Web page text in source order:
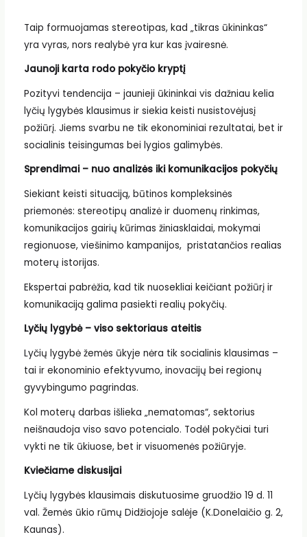
Taip formuojamas stereotipas, kad „tikras ūkininkas“
yra vyras, nors realybė yra kur kas įvairesnė.
Jaunoji karta rodo pokyčio kryptį
Pozityvi tendencija – jaunieji ūkininkai vis dažniau kelia
lyčių lygybės klausimus ir siekia keisti nusistovėjusį
požiūrį. Jiems svarbu ne tik ekonominiai rezultatai, bet ir
socialinis teisingumas bei lygios galimybės.
Sprendimai – nuo analizės iki komunikacijos pokyčių
Siekiant keisti situaciją, būtinos kompleksinės
priemonės: stereotipų analizė ir duomenų rinkimas,
komunikacijos gairių kūrimas žiniasklaidai, mokymai
regionuose, viešinimo kampanijos, pristatančios realias
moterų istorijas.
Ekspertai pabrėžia, kad tik nuosekliai keičiant požiūrį ir
komunikaciją galima pasiekti realių pokyčių.
Lyčių lygybė – viso sektoriaus ateitis
Lyčių lygybė žemės ūkyje nėra tik socialinis klausimas –
tai ir ekonominio efektyvumo, inovacijų bei regionų
gyvybingumo pagrindas.
Kol moterų darbas išlieka „nematomas“, sektorius
neišnaudoja viso savo potencialo. Todėl pokyčiai turi
vykti ne tik ūkiuose, bet ir visuomenės požiūryje.
Kviečiame diskusijai
Lyčių lygybės klausimais diskutuosime gruodžio 19 d. 11
val. Žemės ūkio rūmų Didžiojoje salėje (K.Donelaičio g. 2,
Kaunas).